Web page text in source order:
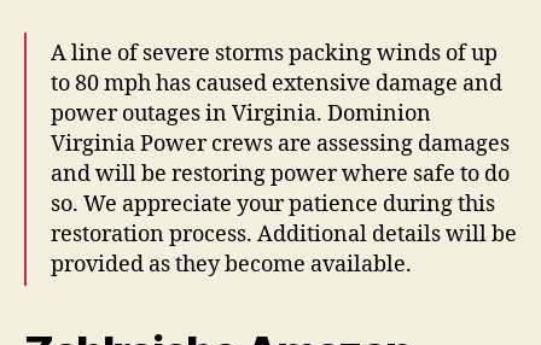
A line of severe storms packing winds of up
to 80 mph has caused extensive damage and
power outages in Virginia. Dominion
Virginia Power crews are assessing damages
and will be restoring power where safe to do
so. We appreciate your patience during this
restoration process. Additional details will be
provided as they become available.